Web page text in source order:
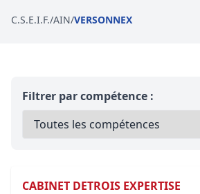
C.S.E.I.F./AIN/VERSONNEX
Filtrer par compétence :
CABINET DETROIS EXPERTISE